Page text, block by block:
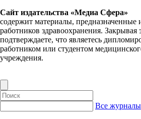
Сайт издательства «Медиа Сфера»
содержит материалы, предназначенные
работников здравоохранения.
подтверждаете, что являетесь
работником или студентом
учреждения.
Все журналы